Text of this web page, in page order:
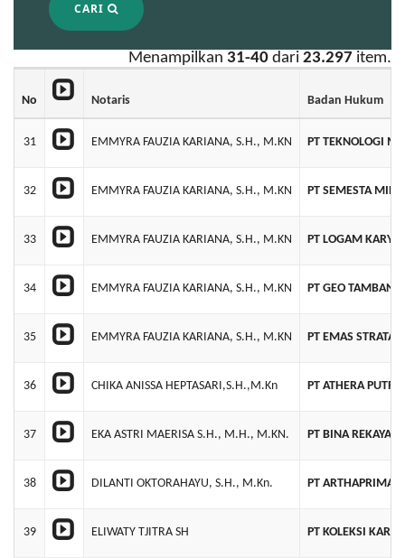
CARI
Menampilkan 31-40 dari 23.297 item.
No Notaris Badan Hukum
31 EMMYRA FAUZIA KARIANA, S.H., M.KN PT TEKNOLOGI
32 EMMYRA FAUZIA KARIANA, S.H., M.KN PT SEMESTA
33 EMMYRA FAUZIA KARIANA, S.H., M.KN PT LOGAM KARYA
34 EMMYRA FAUZIA KARIANA, S.H., M.KN PT GEO
35 EMMYRA FAUZIA KARIANA, S.H., M.KN PT EMAS STRATA
36 CHIKA ANISSA HEPTASARI,S.H.,M.Kn PT ATHERA
37 EKA ASTRI MAERISA S.H., M.H., M.KN. PT BINA
38 DILANTI OKTORAHAYU, S.H., M.Kn. PT ARTHAPRIMA
39 ELIWATY TJITRA SH PT KOLEKSI